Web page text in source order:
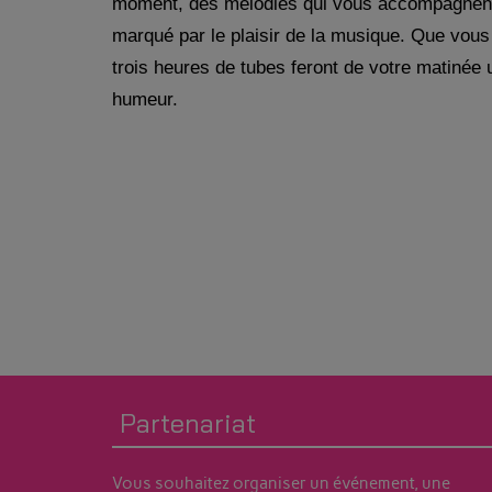
marqué par le plaisir de la musique. Que
trois heures de tubes feront de votre matinée
humeur.
Partenariat
Vous souhaitez organiser un événement, une